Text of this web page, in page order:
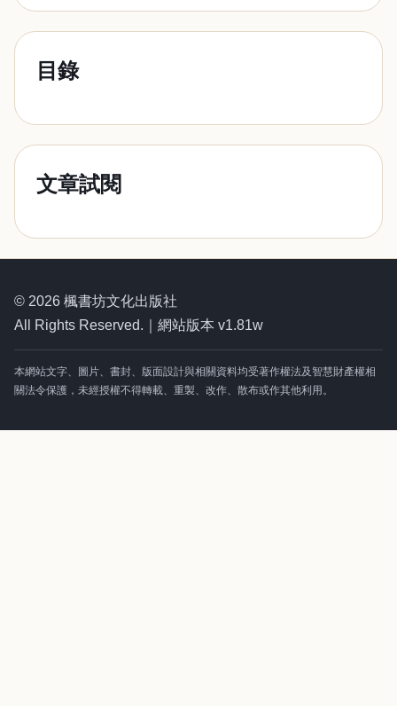
目錄
文章試閱
© 2026 楓書坊文化出版社
All Rights Reserved.｜網站版本 v1.81w
本網站文字、圖片、書封、版面設計與相關資料均受著作權法及智慧財產權相
關法令保護，未經授權不得轉載、重製、改作、散布或作其他利用。